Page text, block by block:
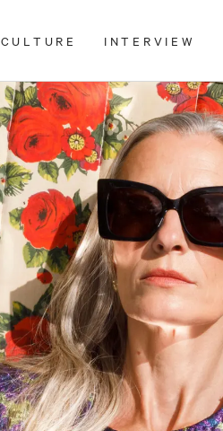
CULTURE INTERVIEW